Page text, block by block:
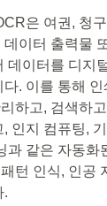
은 여권, 청
이터 출력물
데이터를 디지
. 이를 통해 인
하고, 검색하
인지 컴퓨팅,
과 같은 자동화
턴 인식, 인공
.